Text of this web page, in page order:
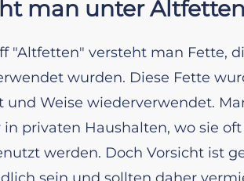
man unter
"Altfetten" versteht man Fette,
wurden. Diese Fette
und Weise wiederverwendet.
in privaten Haushalten, wo sie
werden. Doch Vorsicht ist
sein und sollten daher